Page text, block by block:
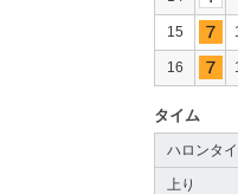
15
16
タイム
ハロンタ
上り